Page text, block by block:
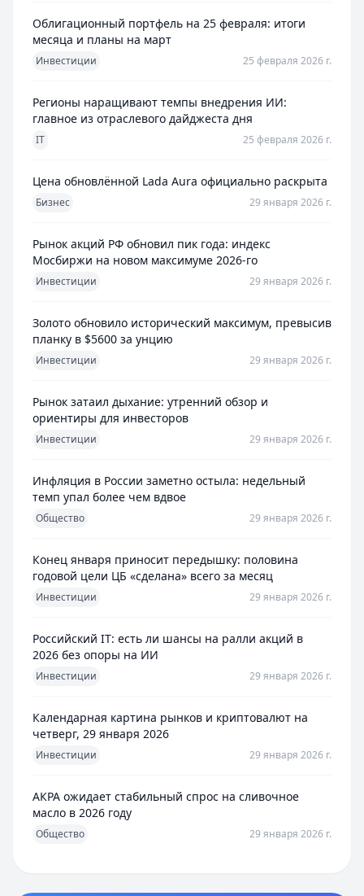
Облигационный портфель на 25 февраля: итоги
месяца и планы на март
Инвестиции 25 февраля 2026 г.
Регионы наращивают темпы внедрения ИИ:
главное из отраслевого дайджеста дня
IT 25 февраля 2026 г.
Цена обновлённой Lada Aura официально раскрыта
Бизнес 29 января 2026 г.
Рынок акций РФ обновил пик года: индекс
Мосбиржи на новом максимуме 2026-го
Инвестиции 29 января 2026 г.
Золото обновило исторический максимум, превысив
планку в $5600 за унцию
Инвестиции 29 января 2026 г.
Рынок затаил дыхание: утренний обзор и
ориентиры для инвесторов
Инвестиции 29 января 2026 г.
Инфляция в России заметно остыла: недельный
темп упал более чем вдвое
Общество 29 января 2026 г.
Конец января приносит передышку: половина
годовой цели ЦБ «сделана» всего за месяц
Инвестиции 29 января 2026 г.
Российский IT: есть ли шансы на ралли акций в
2026 без опоры на ИИ
Инвестиции 29 января 2026 г.
Календарная картина рынков и криптовалют на
четверг, 29 января 2026
Инвестиции 29 января 2026 г.
АКРА ожидает стабильный спрос на сливочное
масло в 2026 году
Общество 29 января 2026 г.